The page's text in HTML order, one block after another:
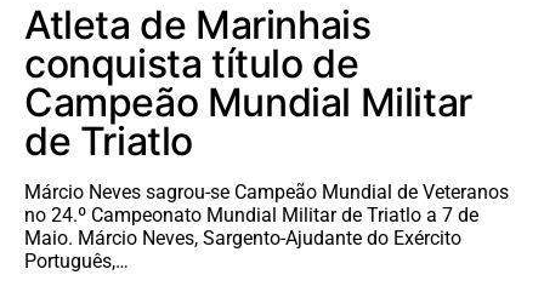
Atleta de Marinhais
conquista título de
Campeão Mundial Militar
de Triatlo
Márcio Neves sagrou-se Campeão Mundial de Veteranos
no 24.º Campeonato Mundial Militar de Triatlo a 7 de
Maio. Márcio Neves, Sargento-Ajudante do Exército
Português,…